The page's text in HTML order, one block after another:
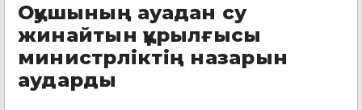
Оқушының ауадан су
жинайтын құрылғысы
министрліктің назарын
аударды